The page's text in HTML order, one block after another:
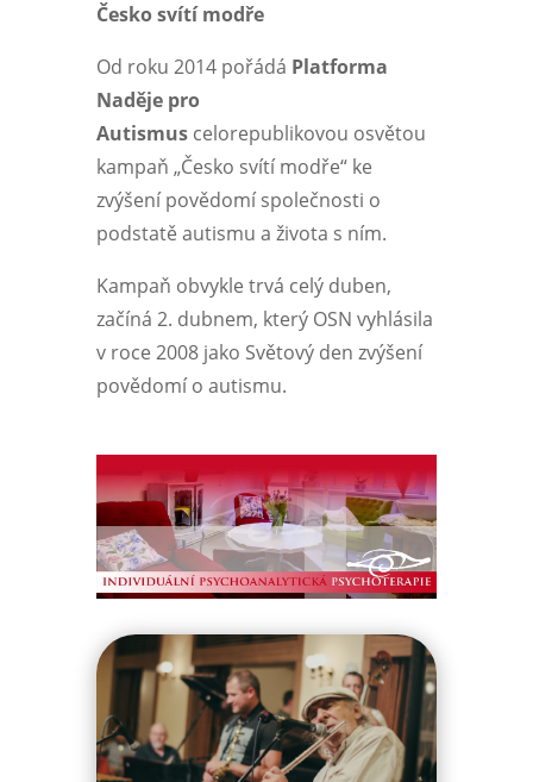
Česko svítí modře
Od roku 2014 pořádá Platforma
Naděje pro
Autismuscelorepublikovou osvětou
kampaň „Česko svítí modře“ ke
zvýšení povědomí společnosti o
podstatě autismu a života s ním.
Kampaň obvykle trvá celý duben,
začíná 2. dubnem, který OSN vyhlásila
v roce 2008 jako Světový den zvýšení
povědomí o autismu.